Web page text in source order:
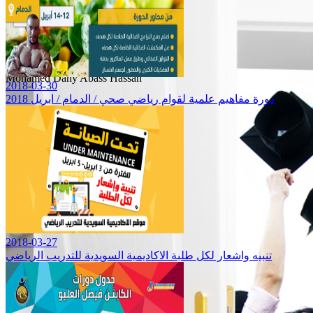
وابحاث واستباق
فكري2018-03-30
دورة مفاهيم علمية لقوام رياضي صحي / الدمام / ابريل 2018
2018-03-27
تنبيه واشعار لكل طلبة الاكاديمية السويدية للتدريب الرياضي
Mohamed Dahy Abass Hassan
Mohamed Dahy Abass Hassan